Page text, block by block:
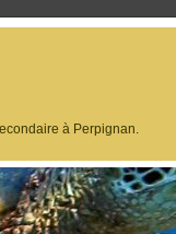
à Perpignan.